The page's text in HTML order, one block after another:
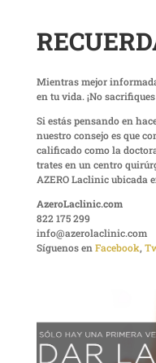
Mientras mejor
en tu vida. ¡No
Si estás pensando en
nuestro consejo es que
calificado como la
trates en un centro
AZERO Laclinic ubicada
AzeroLaclinic.com
822 175 299
info@azerolaclinic.com
Síguenos enFacebook,